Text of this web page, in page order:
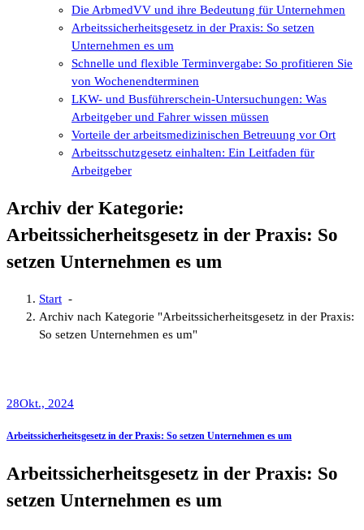
Die ArbmedVV und ihre Bedeutung für Unternehmen
Arbeitssicherheitsgesetz in der Praxis: So setzen
Unternehmen es um
Schnelle und flexible Terminvergabe: So profitieren Sie
von Wochenendterminen
LKW- und Busführerschein-Untersuchungen: Was
Arbeitgeber und Fahrer wissen müssen
Vorteile der arbeitsmedizinischen Betreuung vor Ort
Arbeitsschutzgesetz einhalten: Ein Leitfaden für
Arbeitgeber
Archiv der Kategorie:
Arbeitssicherheitsgesetz in der Praxis: So
setzen Unternehmen es um
Start -
Archiv nach Kategorie "Arbeitssicherheitsgesetz in der Praxis:
So setzen Unternehmen es um"
28Okt., 2024
Arbeitssicherheitsgesetz in der Praxis: So setzen Unternehmen es um
Arbeitssicherheitsgesetz in der Praxis: So
setzen Unternehmen es um